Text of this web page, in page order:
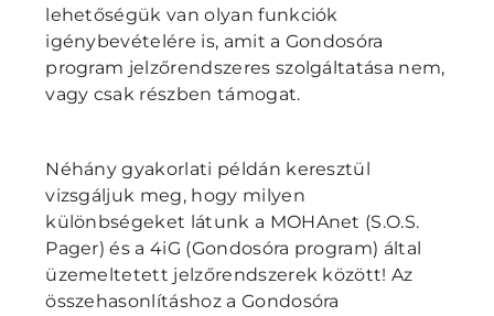
lehetőségük van olyan funkciók
igénybevételére is, amit a Gondosóra
program jelzőrendszeres szolgáltatása nem,
vagy csak részben támogat.
Néhány gyakorlati példán keresztül
vizsgáljuk meg, hogy milyen
különbségeket látunk a MOHAnet (S.O.S.
Pager) és a 4iG (Gondosóra program) által
üzemeltetett jelzőrendszerek között! Az
összehasonlításhoz a Gondosóra